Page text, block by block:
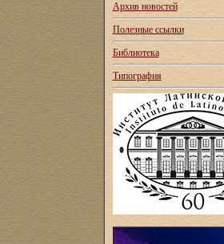
Архив новостей
Полезные ссылки
Библиотека
Типография